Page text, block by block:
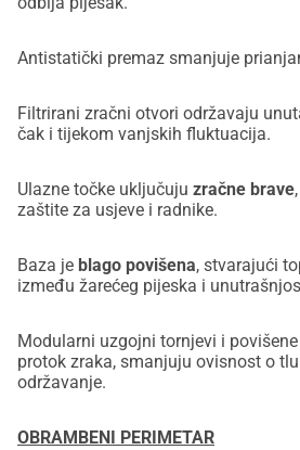
Antistatički premaz smanjuje
Filtrirani zračni otvori održavaju
čak i tijekom vanjskih fluktuacija.
Ulazne točke uključuju zračne brave
zaštite za usjeve i radnike.
Baza je blago povišena, stvarajući
između žarećeg pijeska i
Modularni uzgojni tornjevi i
protok zraka, smanjuju ovisnost o
održavanje.
OBRAMBENI PERIMETAR